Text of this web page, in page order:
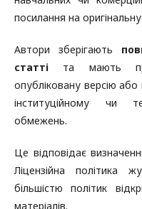
посилання на
Автори зберігають
статті та мають
опубліковану версію
інституційному чи
обмежень.
Це відповідає
Ліцензійна політика
більшістю політик
матеріалів.